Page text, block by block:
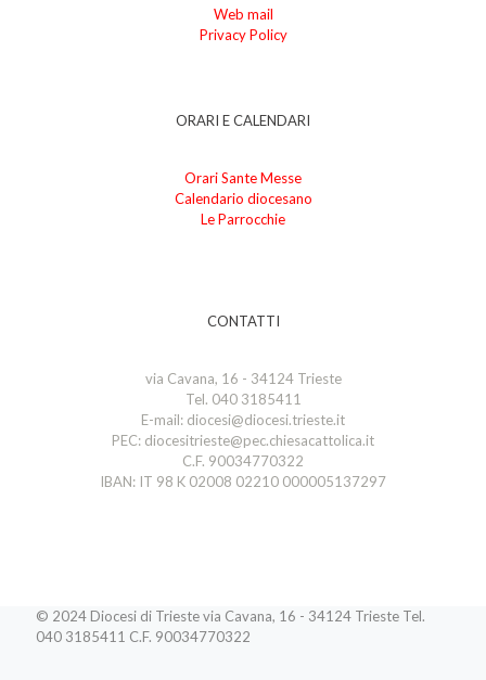
Web mail
Privacy Policy
ORARI E CALENDARI
Orari Sante Messe
Calendario diocesano
Le Parrocchie
CONTATTI
via Cavana, 16 - 34124 Trieste
Tel. 040 3185411
E-mail: diocesi@diocesi.trieste.it
PEC: diocesitrieste@pec.chiesacattolica.it
C.F. 90034770322
IBAN: IT 98 K 02008 02210 000005137297
© 2024 Diocesi di Trieste via Cavana, 16 - 34124 Trieste Tel.
040 3185411 C.F. 90034770322